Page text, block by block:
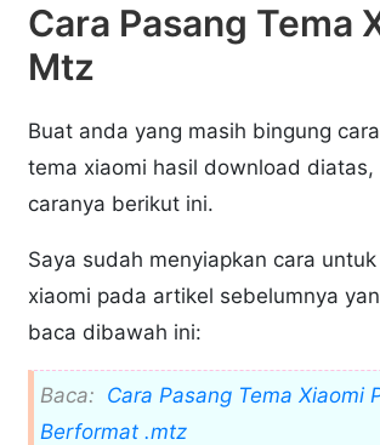
Cara Pasang Tema
Mtz
Buat anda yang masih bingung
tema xiaomi hasil download diatas,
caranya berikut ini.
Saya sudah menyiapkan cara
xiaomi pada artikel sebelumnya
baca dibawah ini:
Baca: Cara Pasang Tema Xiaomi
Berformat .mtz